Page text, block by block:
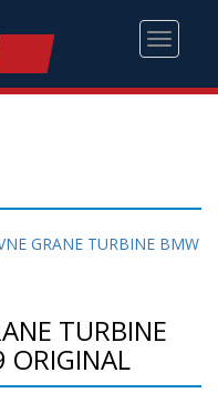
Toggle
GRANE TURBINE BMW
TURBINE